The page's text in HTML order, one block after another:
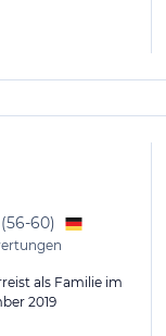
(56-60)
als Familie im
2019